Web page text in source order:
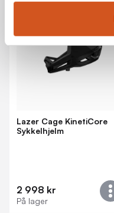
Lazer Cage KinetiCore
Sykkelhjelm
2 998 kr
På lager